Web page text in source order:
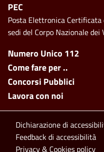
Footer side menu
Numero Unico 112
Come fare per ..
Concorsi Pubblici
Lavora con noi
PEC
Posta Elettronica
sedi del Corpo Nazionale dei
Footer bottom
Dichiarazione di
Feedback di accessibilità
Privacy & Cookies policy